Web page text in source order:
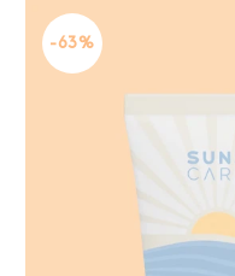
-63%